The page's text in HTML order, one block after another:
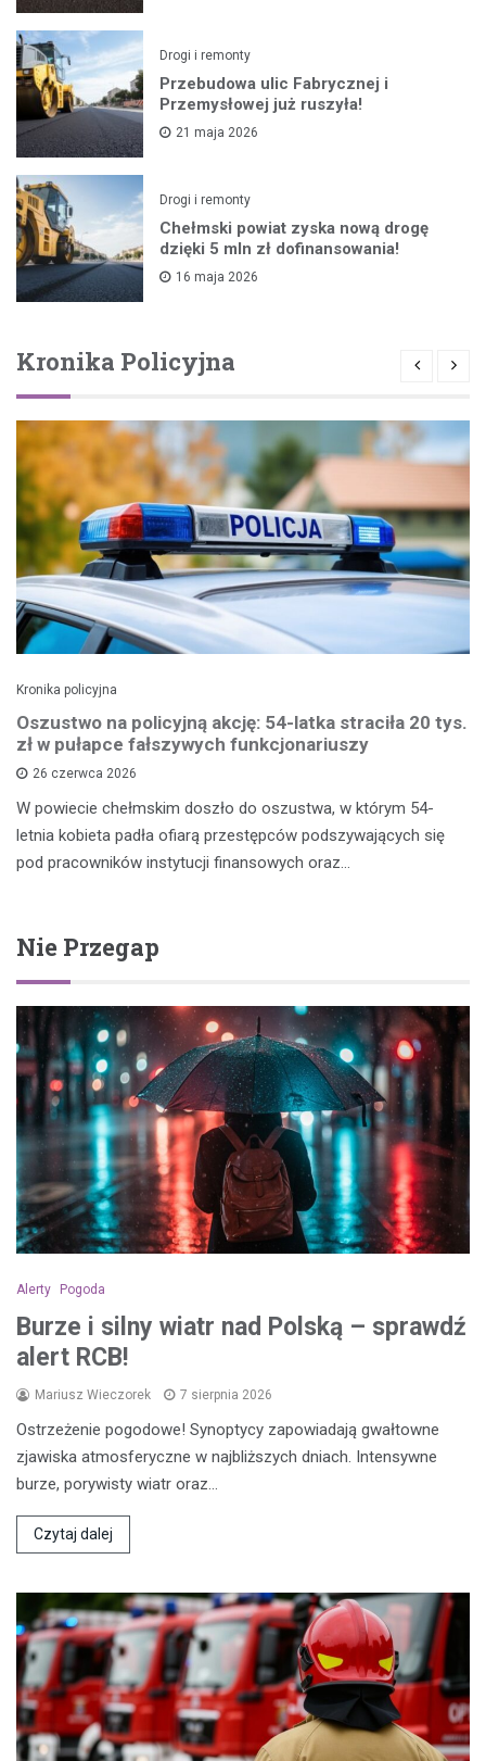
Drogi i remonty
Przebudowa ulic Fabrycznej i
Przemysłowej już ruszyła!
21 maja 2026
Drogi i remonty
Chełmski powiat zyska nową drogę
dzięki 5 mln zł dofinansowania!
16 maja 2026
Kronika Policyjna
Kronika policyjna
Oszustwo na policyjną akcję: 54-latka straciła 20 tys.
zł w pułapce fałszywych funkcjonariuszy
26 czerwca 2026
W powiecie chełmskim doszło do oszustwa, w którym 54-
letnia kobieta padła ofiarą przestępców podszywających się
pod pracowników instytucji finansowych oraz…
Nie Przegap
Alerty Pogoda
Burze i silny wiatr nad Polską – sprawdź
alert RCB!
Mariusz Wieczorek 7 sierpnia 2026
Ostrzeżenie pogodowe! Synoptycy zapowiadają gwałtowne
zjawiska atmosferyczne w najbliższych dniach. Intensywne
burze, porywisty wiatr oraz…
Czytaj dalej